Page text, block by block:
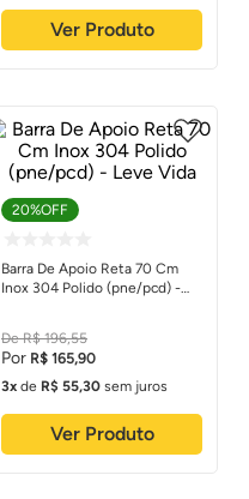
Ver Produto
20%OFF
Barra De Apoio Reta 70 Cm
Inox 304 Polido (pne/pcd) -
R$ 196,55
R$ 165,90
3
de R$ 55,30 sem juros
Ver Produto